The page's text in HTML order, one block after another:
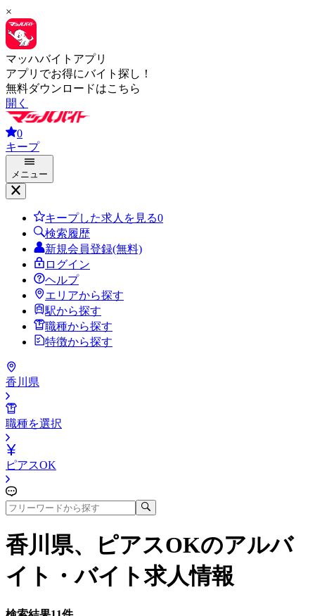
×
マッハバイトアプリ
アプリでお得にバイト探し！
無料ダウンロードはこちら
開く
0
キープ
メニュー
キープした求人を見る0
検索履歴
新規会員登録(無料)
ログイン
ヘルプ
エリアから探す
駅から探す
職種から探す
特徴から探す
香川県
職種を選択
ピアスOK
香川県、ピアスOKのアルバ
イト・バイト求人情報